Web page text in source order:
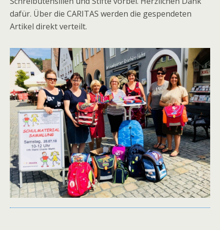
dafür. Über die CARITAS werden die gespendeten
Artikel direkt verteilt.